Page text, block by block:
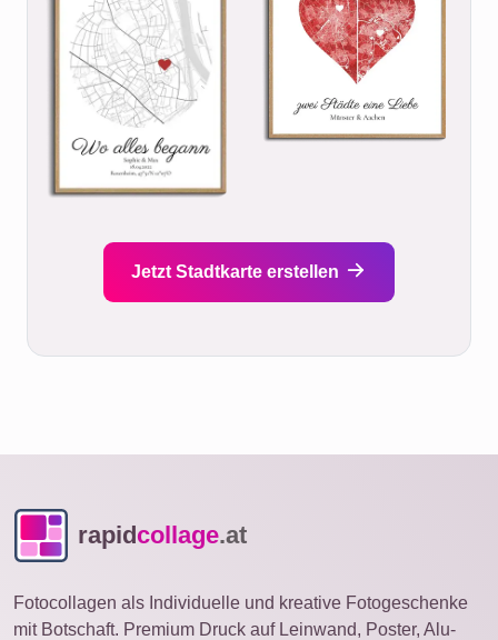
Jetzt Stadtkarte erstellen
rapidcollage.at
Fotocollagen als Individuelle und kreative Fotogeschenke
mit Botschaft. Premium Druck auf Leinwand, Poster, Alu-